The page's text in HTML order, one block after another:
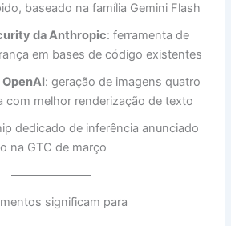
baseado na família Gemini Flash
da Anthropic: ferramenta de
em bases de código existentes
OpenAI: geração de imagens quatro
com melhor renderização de texto
dedicado de inferência anunciado
na GTC de março
significam para